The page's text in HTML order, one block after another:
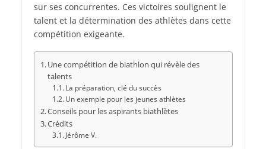
sur ses concurrentes. Ces victoires soulignent le
talent et la détermination des athlètes dans cette
compétition exigeante.
Une compétition de biathlon qui révèle des
talents
La préparation, clé du succès
Un exemple pour les jeunes athlètes
Conseils pour les aspirants biathlètes
Crédits
Jérôme V.